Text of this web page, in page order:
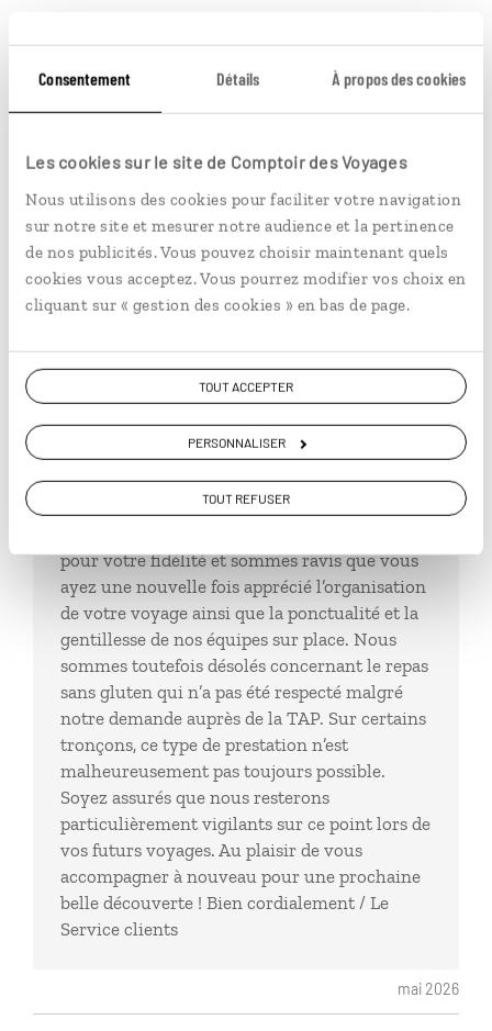
Consentement Détails À propos des cookies
Les cookies sur le site de Comptoir des Voyages
Nous utilisons des cookies pour faciliter votre navigation
sur notre site et mesurer notre audience et la pertinence
de nos publicités. Vous pouvez choisir maintenant quels
cookies vous acceptez. Vous pourrez modifier vos choix en
cliquant sur « gestion des cookies » en bas de page.
TOUT ACCEPTER
PERSONNALISER
TOUT REFUSER
chez Comptoir Lille qui nous a permis de découvrir
le Cap Vert et l'accueil de ses habitants.
Bonjour, c'est la troisième fois que nous partons avec
vous. Nous sommes toujours aussi satisfait.
sympathiques.ils nous ont fait découvrir leur pays.
Nous avons passé un agréable séjour. Petit bémol
avez-vous transmis à la société de transport la TAP
pour avoir des repas sans gluten, chose qu'ils n'ont
Pas respecté. Cordialement
Lire plus
mai 2026
Publié le 26/05/2026
pour votre fidélité et sommes ravis que vous
ayez une nouvelle fois apprécié l’organisation
de votre voyage ainsi que la ponctualité et la
gentillesse de nos équipes sur place. Nous
sommes toutefois désolés concernant le repas
sans gluten qui n’a pas été respecté malgré
notre demande auprès de la TAP. Sur certains
tronçons, ce type de prestation n’est
malheureusement pas toujours possible.
Soyez assurés que nous resterons
particulièrement vigilants sur ce point lors de
vos futurs voyages. Au plaisir de vous
accompagner à nouveau pour une prochaine
belle découverte ! Bien cordialement / Le
Service clients